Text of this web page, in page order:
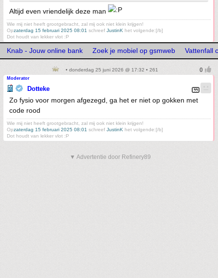
Altijd even vriendelijk deze man
Wie mij niet heeft grootgebracht, zal mij ook niet klein krijgen!
Opzaterdag 15 februari 2025 08:01 schreef JustinK het volgende:[/b]
Dot houdt van lekker vlot :P
Knab - Jouw online bank Zoek je mobiel op gsmweb Vattenfall
• donderdag 25 juni 2026 @ 17:32 • 261
Moderator
Dotteke
Zo fysio voor morgen afgezegd, ga het er niet op gokken met
code rood
Wie mij niet heeft grootgebracht, zal mij ook niet klein krijgen!
Opzaterdag 15 februari 2025 08:01 schreef JustinK het volgende:[/b]
Dot houdt van lekker vlot :P
▼ Advertentie door Refinery89